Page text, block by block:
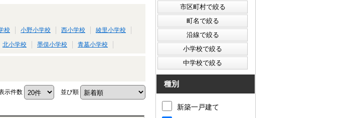
校 小野小学校 西小学校 綾里小学校
北小学校 墨俣小学校 青墓小学校
示件数 並び順
種別
新築一戸建て